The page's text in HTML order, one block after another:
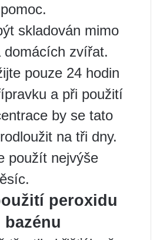
skladován mimo
domácích zvířat.
pouze 24 hodin
a při použití
by se tato
na tři dny.
použít nejvýše
peroxidu